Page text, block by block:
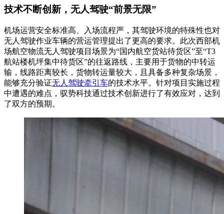
技术不断创新，无人驾驶“前景无限”
机场运营安全标准高、入场流程严，其驾驶环境的特殊性也对
无人驾驶作业车辆的营运管理提出了更高的要求。此次西部机
场航空物流无人驾驶项目场景为“国内航空货站待货区”至“T3
航站楼机坪集中待货区”的往返路线，主要用于货物的中转运
输，线路距离较长，货物转运量较大，且具备多种复杂场景，
能够充分验证无人驾驶牵引车的技术水平。针对项目实施过程
中遭遇的难点，驭势科技通过技术创新进行了有效应对，达到
了双方的预期。